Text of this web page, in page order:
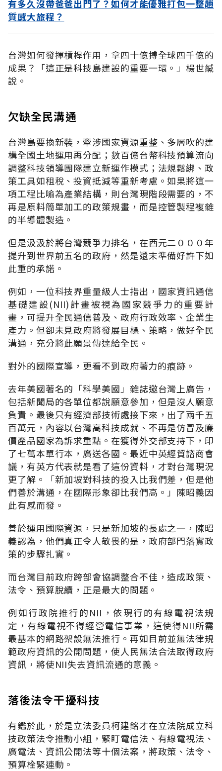
有多久沒帶爸爸出門了？如何才能優雅打包一整趟
質感大旅程？
台灣如何發揮槓桿作用，拿四十億搏全球四千億的
成果？「這正是科技島建設的重要一環。」楊世緘
說。
欠缺全民溝通
台灣島要換新裝，牽涉國家資源重整、多層吹的建
構全國土地運用再分配；數百億台幣科技預算流向
調整科技領導團隊建立新運作模式；法規鬆綁、政
策工具如租稅、投資抵減等重新考慮。如果將這一
項工程比喻為產業結構，則台灣現階段需要的，不
再是原料簡單加工的政策規畫，而是控管製程複雜
的半導體製造。
但是汲汲於將台灣競爭力排名，在西元二０００年
提升到世界前五名的政府，然是還末準備好許下如
此重的承諾。
例如，一位科技界重量級人士指出，國家資訊通信
基礎建設(NII)計畫被視為國家競爭力的重要計
畫，可提升全民通信普及、政府行政效率、企業生
產力。但卻未見政府將發展目標、策略，做好全民
溝通，充分將此願景傳達給全民。
對外的國際宣導，更看不到政府著力的痕跡。
去年美國著名的「科學美國」雜誌邀台灣上廣告，
包括新聞局的各單位都說願意參加，但是沒人願意
負責。最後只有經濟部技術處接下來，出了兩千五
百萬元，內容以台灣高科技成就、不再是仿冒及廉
價產品國家為訴求重點。在獲得外交部支持下，印
了七萬本單行本，廣送各國。最近中英經貿諮商會
議，有英方代表就是看了這份資料，才對台灣現況
更了解。「新加坡對科技的投入比我們差，但是他
們善於溝通，在國際形象卻比我們高。」陳昭義因
此有感而發。
善於運用國際資源，只是新加坡的長處之一，陳昭
義認為，他們真正令人敬畏的是，政府部門落實政
策的步驟扎實。
而台灣目前政府跨部會協調整合不佳，造成政策、
法令、預算脫續，正是最大的問題。
例如行政院推行的NII，依現行的有線電視法規
定，有線電視不得經營電信事業，這使得NII所需
最基本的網路架設無法推行。再如目前並無法律規
範政府資訊的公開問題，使人民無法合法取得政府
資訊，將使NII失去資訊流通的意義。
落後法令干擾科技
有鑑於此，於是立法委員柯建銘才在立法院成立科
技政策法令推動小組，緊盯電信法、有線電視法、
廣電法、資訊公開法等十個法案，將政策、法令、
預算栓緊連動。